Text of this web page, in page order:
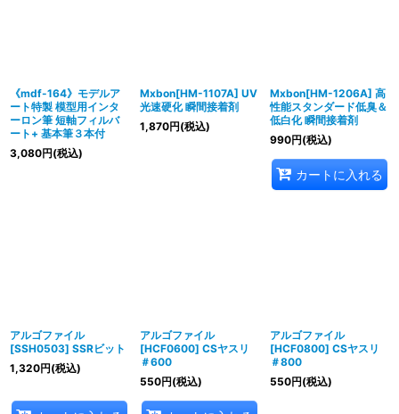
《mdf-164》モデルア
ート特製 模型用インタ
ーロン筆 短軸フィルバ
ート+ 基本筆３本付
3,080円(税込)
Mxbon[HM-1107A] UV
光速硬化 瞬間接着剤
1,870円(税込)
Mxbon[HM-1206A] 高
性能スタンダード低臭＆
低白化 瞬間接着剤
990円(税込)
カートに入れる
アルゴファイル
[SSH0503] SSRビット
1,320円(税込)
アルゴファイル
[HCF0600] CSヤスリ
＃600
550円(税込)
アルゴファイル
[HCF0800] CSヤスリ
＃800
550円(税込)